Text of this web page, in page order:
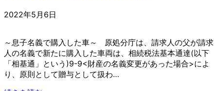
2022年5月6日
～息子名義で購入した車～ 原処分庁は、請求人の父が請求
人の名義で新たに購入した車両は、相続税法基本通達(以下
「相基通」という)9-9<財産の名義変更があった場合>によ
り、原則として贈与として扱わ…